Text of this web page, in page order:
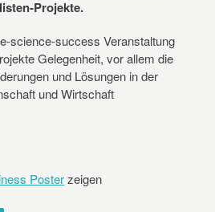
Projekte.
science-success Veranstaltung
Gelegenheit, vor allem die
und Lösungen in der
und Wirtschaft
Posterzeigen